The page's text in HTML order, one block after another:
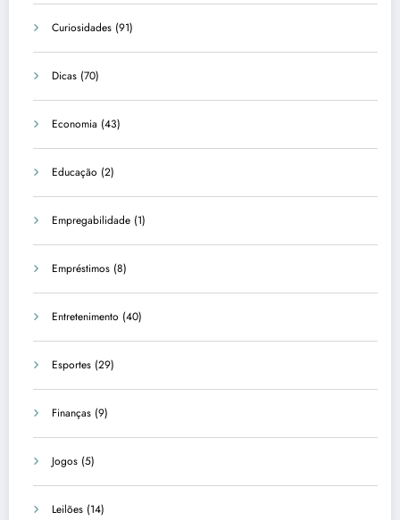
Curiosidades (91)
Dicas (70)
Economia (43)
Educação (2)
Empregabilidade (1)
Empréstimos (8)
Entretenimento (40)
Esportes (29)
Finanças (9)
Jogos (5)
Leilões (14)